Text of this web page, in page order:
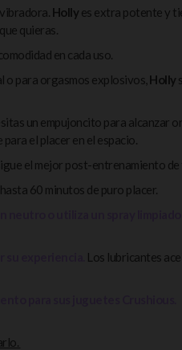
Holly es extra potente y
quieras.
en cada uso.
o para orgasmos explosivos, Holly
un empujoncito para alcanzar
el placer en el espacio.
el mejor post-entrenamiento de
60 minutos de puro placer.
Los lubricantes